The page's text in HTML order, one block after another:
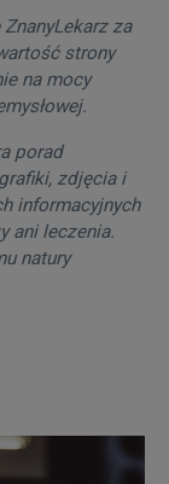
za
strony
na mocy
porad
zdjęcia i
informacyjnych
ani leczenia.
natury